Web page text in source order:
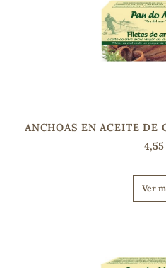
ANCHOAS EN ACEITE DE
Ver